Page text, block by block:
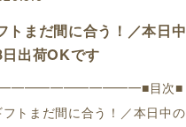
トまだ間に合う！／本日中
出荷OKです
目次■
トまだ間に合う！／本日中の